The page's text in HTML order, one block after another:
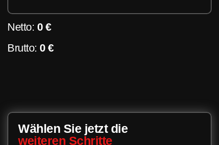
Netto: 0 €
Brutto: 0 €
Wählen Sie jetzt die
weiteren Schritte